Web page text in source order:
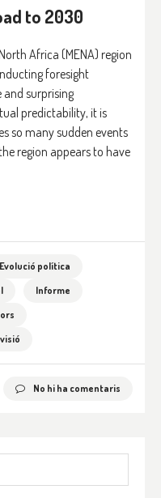
to 2030
Africa (MENA) region
foresight
and surprising
predictability, it is
so many sudden events
region appears to have
Evolució política
Informe
No hi ha comentaris